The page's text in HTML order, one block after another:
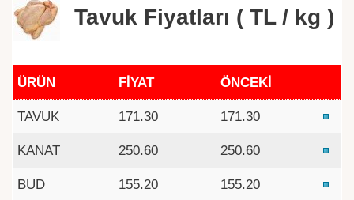
Tavuk Fiyatları ( TL / kg )
ÜRÜN FİYAT ÖNCEKİ
TAVUK 171.30 171.30
KANAT 250.60 250.60
BUD 155.20 155.20